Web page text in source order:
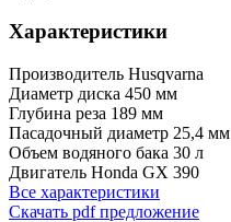
Характеристики
Производитель Husqvarna
Диаметр диска 450 мм
Глубина реза 189 мм
Пасадочный диаметр 25,4 мм
Объем водяного бака 30 л
Двигатель Honda GX 390
Все характеристики
Скачать pdf предложение